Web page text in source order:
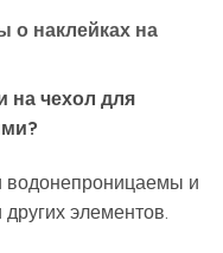
о наклейках на
на чехол для
и
элементов.